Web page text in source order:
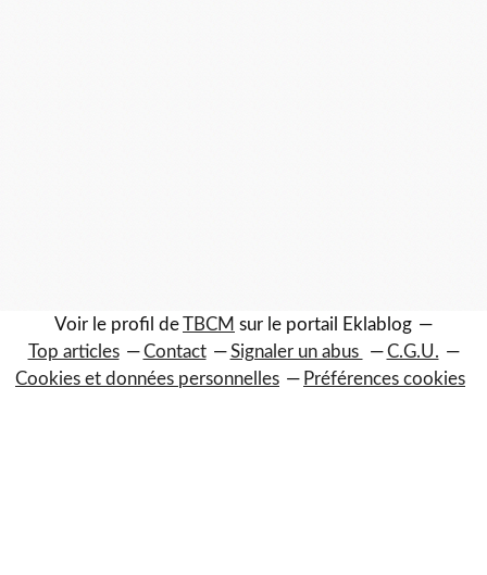
Voir le profil deTBCM sur le portail Eklablog
Top articles
Contact Signaler un abus
C.G.U.
Cookies et données personnelles
Préférences cookies